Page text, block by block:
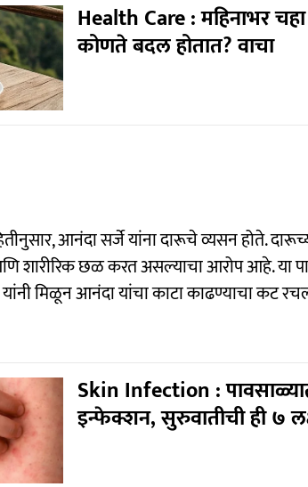
Health Care : महिनाभर
कोणते बदल होतात? वाचा
आनंदा सर्जे यांना दारूचे व्यसन होते.
छळ करत असल्याचा आरोप आहे. या
मिळून आनंदा यांचा काटा काढण्याचा कट
Skin Infection :
इन्फेक्शन, सुरुवातीची ही ७